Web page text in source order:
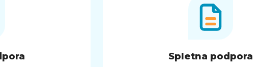
Spletna podpora